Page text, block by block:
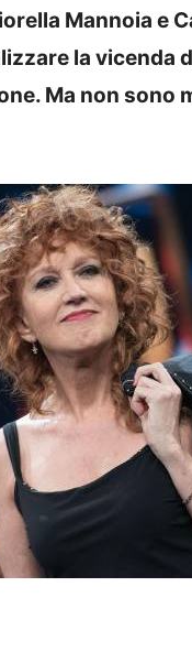
Mannoia e
la vicenda
Ma non sono